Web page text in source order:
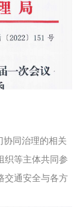
协同治理的相关
织等主体共同参
交通安全与各方